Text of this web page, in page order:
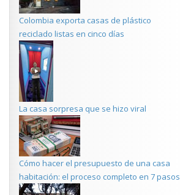
Colombia exporta casas de plástico
reciclado listas en cinco días
La casa sorpresa que se hizo viral
Cómo hacer el presupuesto de una casa
habitación: el proceso completo en 7 pasos